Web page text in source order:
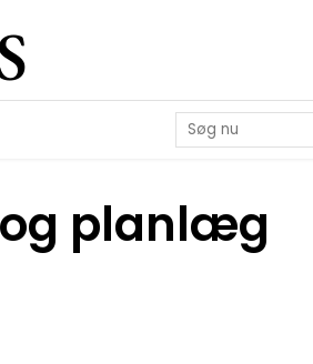
og planlæg